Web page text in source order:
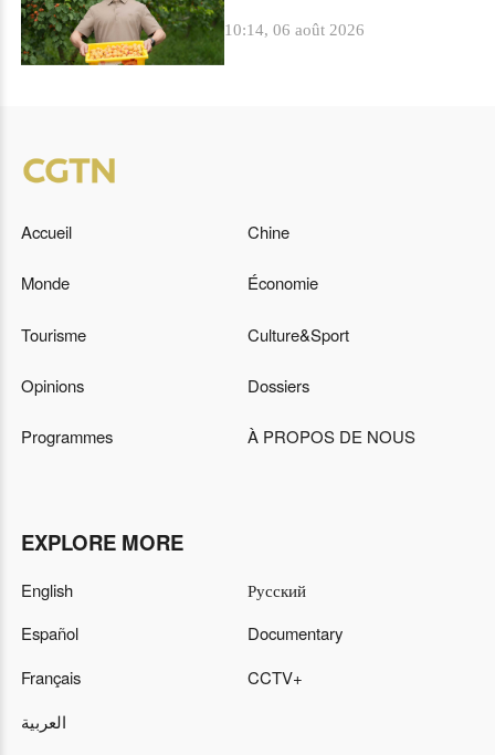
10:14, 06 août 2026
Accueil Chine
Monde Économie
Tourisme Culture&Sport
Opinions Dossiers
Programmes À PROPOS DE NOUS
EXPLORE MORE
English
Español
Français
العربية
Русский
Documentary
CCTV+